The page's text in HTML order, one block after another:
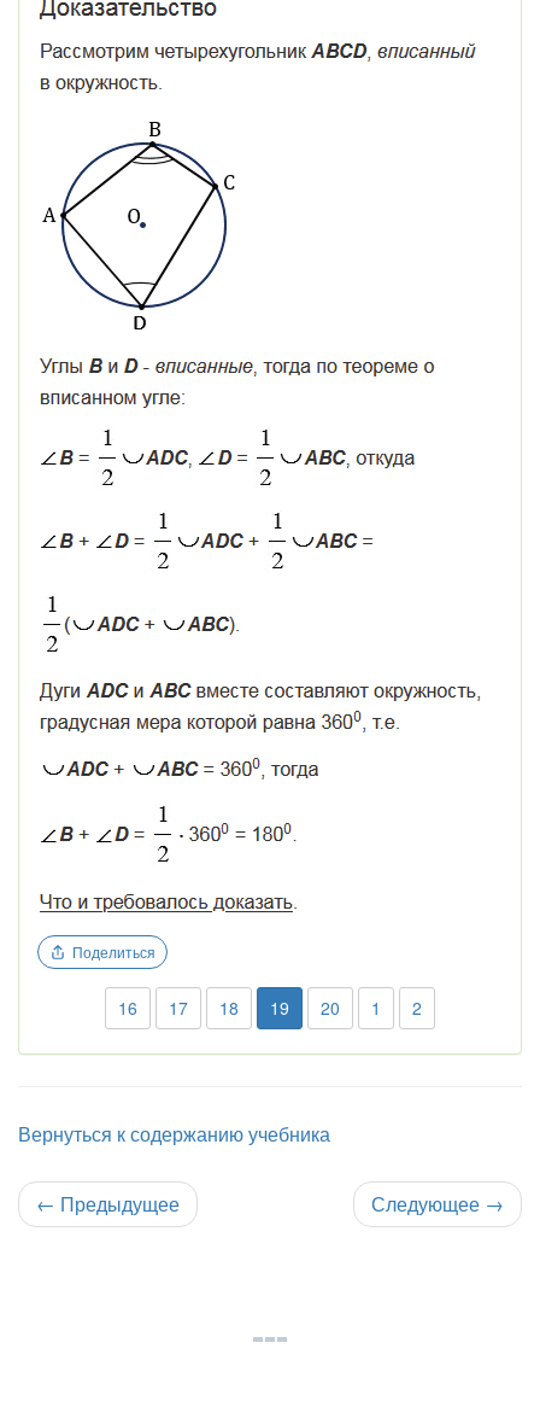
Поделиться
16 17 18 19 20 1 2
Вернуться к содержанию учебника
← Предыдущее Следующее →